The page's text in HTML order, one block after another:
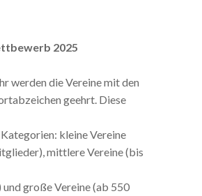
2025
werden die Vereine mit den
geehrt. Diese
kleine Vereine
mittlere Vereine (bis
große Vereine (ab 550